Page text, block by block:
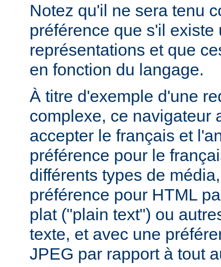
Notez qu'il ne sera tenu
préférence que s'il existe
représentations et que
en fonction du langage.
À titre d'exemple d'une
complexe, ce navigateur
accepter le français et
préférence pour le
différents types de
préférence pour HTML
plat ("plain text") ou
texte, et avec une
JPEG par rapport à tout